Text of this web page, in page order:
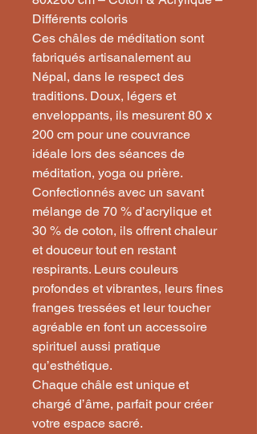
Différents coloris
Ces châles de méditation sont
fabriqués artisanalement au
Népal, dans le respect des
traditions. Doux, légers et
enveloppants, ils mesurent 80 x
200 cm pour une couvrance
idéale lors des séances de
méditation, yoga ou prière.
Confectionnés avec un savant
mélange de 70 % d’acrylique et
30 % de coton, ils offrent chaleur
et douceur tout en restant
respirants. Leurs couleurs
profondes et vibrantes, leurs fines
franges tressées et leur toucher
agréable en font un accessoire
spirituel aussi pratique
qu’esthétique.
Chaque châle est unique et
chargé d’âme, parfait pour créer
votre espace sacré.